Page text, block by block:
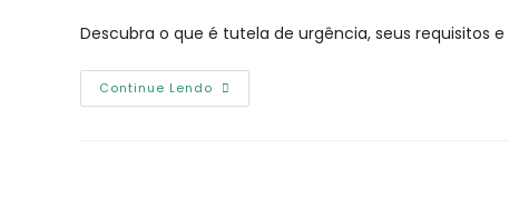
Descubra o que é tutela de urgência, seus requisitos
Continue Lendo